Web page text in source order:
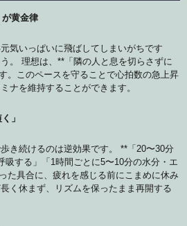
黄金律
気いっぱいに飛ばしてしまいがちです
。 理想は、**「隣の人と息を切らさずに
。このペースを守ることで心拍数の急上昇
ナを維持することができます。
」
き続けるのは逆効果です。 **「20〜30分
吸する」「1時間ごとに5〜10分の水分・エ
た具合に、疲れを感じる前にこまめに休み
く休まず、リズムを保ったまま再開する